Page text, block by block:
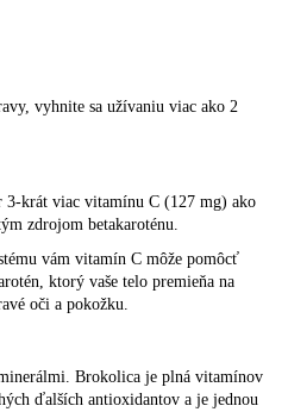
vyhnite sa užívaniu viac ako 2
3-krát viac vitamínu C (127 mg) ako
zdrojom betakaroténu.
vám vitamín C môže pomôcť
ktorý vaše telo premieňa na
oči a pokožku.
Brokolica je plná vitamínov
ďalších antioxidantov a je jednou